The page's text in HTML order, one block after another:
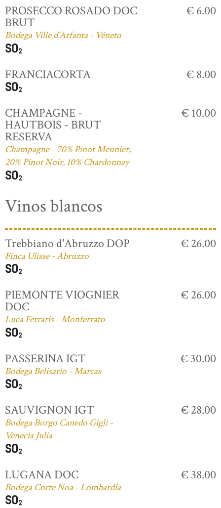
PROSECCO ROSADO DOC
BRUT
Bodega Ville d'Arfanta - Véneto
€ 6.00
FRANCIACORTA € 8.00
CHAMPAGNE -
HAUTBOIS - BRUT
RESERVA
Champagne - 70% Pinot Meunier,
20% Pinot Noir, 10% Chardonnay
€ 10.00
Vinos blancos
Trebbiano d'Abruzzo DOP
Finca Ulisse - Abruzzo
€ 26.00
PIEMONTE VIOGNIER
DOC
Luca Ferraris - Monferrato
€ 26.00
PASSERINA IGT
Bodega Belisario - Marcas
€ 30.00
SAUVIGNON IGT
Bodega Borgo Canedo Gigli -
Venecia Julia
€ 28.00
LUGANA DOC
Bodega Corte Noa - Lombardía
€ 38.00